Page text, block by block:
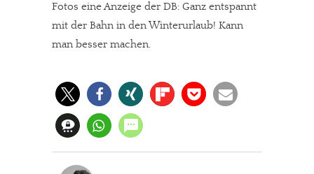
JETZT SPENDEN Schon erledigt!
Fotos eine Anzeige der DB: Ganz entspannt
mit der Bahn in den Winterurlaub! Kann
man besser machen.